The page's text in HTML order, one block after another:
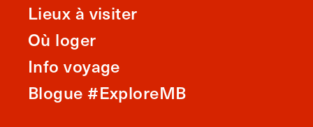
Lieux à visiter
Où loger
Info voyage
Blogue #ExploreMB